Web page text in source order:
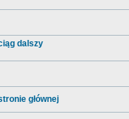
dalszy
głównej